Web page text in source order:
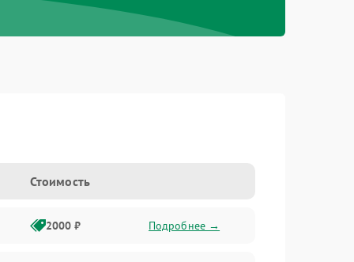
Стоимость
2000 ₽ Подробнее →